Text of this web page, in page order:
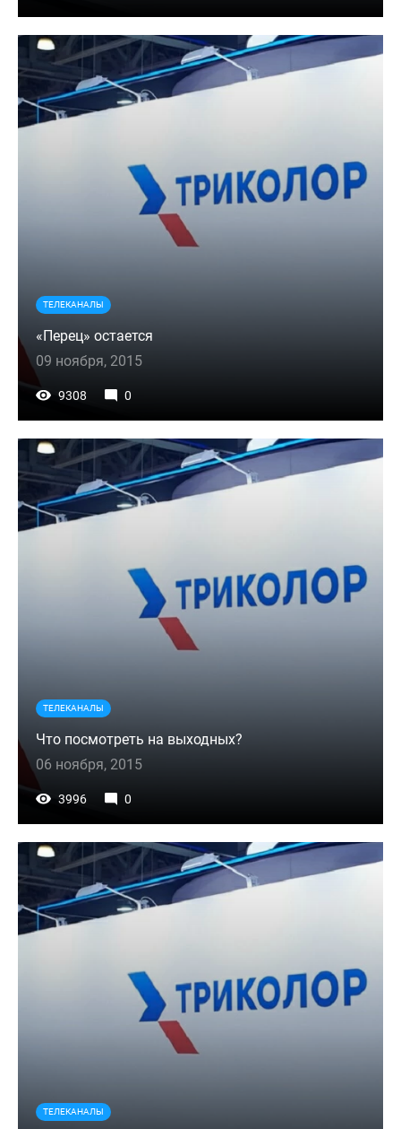
ТЕЛЕКАНАЛЫ
«Перец» остается
09 ноября, 2015
9308 0
ТЕЛЕКАНАЛЫ
Что посмотреть на выходных?
06 ноября, 2015
3996 0
ТЕЛЕКАНАЛЫ